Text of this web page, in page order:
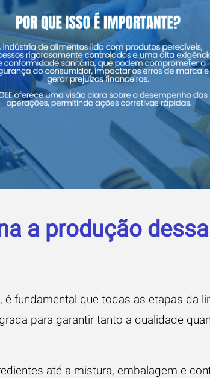
a produção
, é fundamental que todas as etapas da
para garantir tanto a qualidade
até a mistura, embalagem e